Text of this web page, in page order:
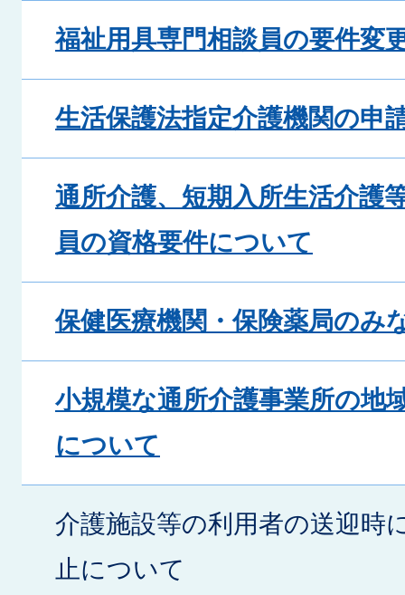
福祉用具専門相談員の要件変
生活保護法指定介護機関の申
通所介護、短期入所生活介護
員の資格要件について
保健医療機関・保険薬局のみ
小規模な通所介護事業所の地
について
介護施設等の利用者の送迎時
止について